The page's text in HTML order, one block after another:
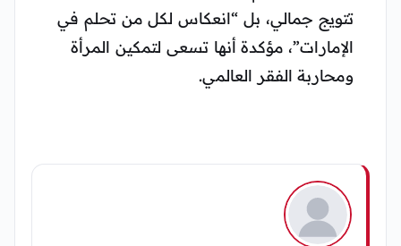
تتويج جمالي، بل “انعكاس لكل من تحلم في
الإمارات”، مؤكدة أنها تسعى لتمكين المرأة
ومحاربة الفقر العالمي.